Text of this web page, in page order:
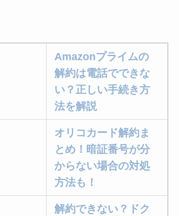
Amazonプライムの
解約は電話でできな
い？正しい手続き方
法を解説
オリコカード解約ま
とめ！暗証番号が分
からない場合の対処
方法も！
解約できない？ドク